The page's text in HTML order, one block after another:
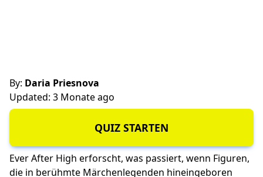
By: Daria Priesnova
Updated: 3 Monate ago
QUIZ STARTEN
Ever After High erforscht, was passiert, wenn Figuren,
die in berühmte Märchenlegenden hineingeboren